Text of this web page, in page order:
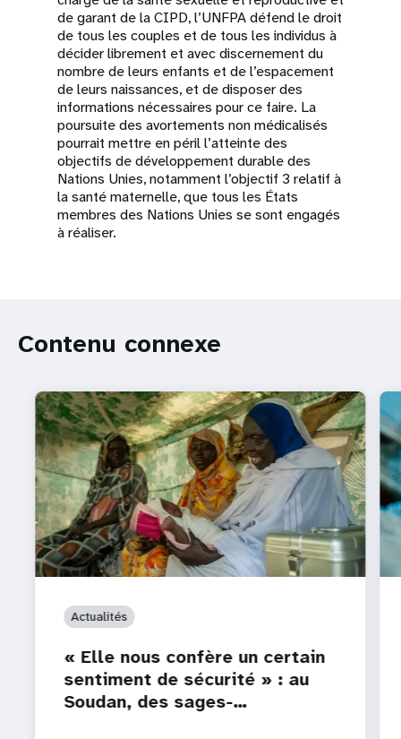
de garant de la CIPD, l’UNFPA défend le droit
de tous les couples et de tous les individus à
décider librement et avec discernement du
nombre de leurs enfants et de l’espacement
de leurs naissances, et de disposer des
informations nécessaires pour ce faire. La
poursuite des avortements non médicalisés
pourrait mettre en péril l’atteinte des
objectifs de développement durable des
Nations Unies, notamment l’objectif 3 relatif à
la santé maternelle, que tous les États
membres des Nations Unies se sont engagés
à réaliser.
Contenu connexe
Actualités
« Elle nous confère un certain
sentiment de sécurité » : au
Soudan, des sages-…